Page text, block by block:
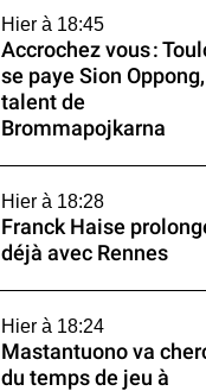
Hier à 18:45
Accrochez vous :
se paye Sion Oppong,
talent de
Brommapojkarna
Hier à 18:28
Franck Haise
déjà avec Rennes
Hier à 18:24
Mastantuono va
du temps de jeu à